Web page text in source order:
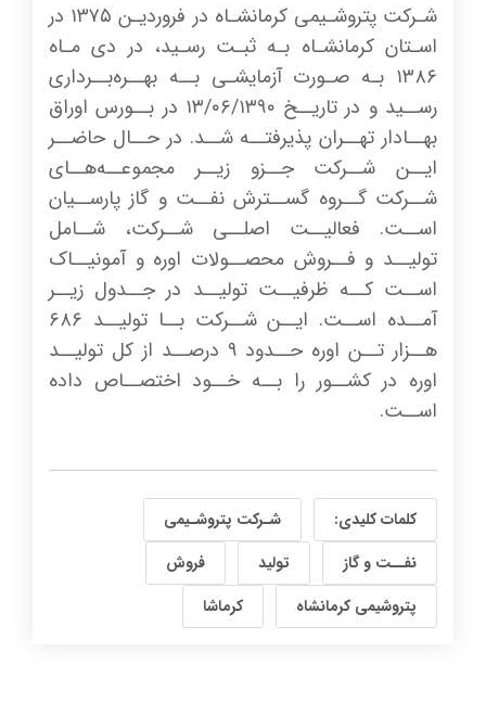
شـرکت پتروشـیمی کرمانشـاه در فروردیـن ۱۳۷۵ در
اسـتان کرمانشـاه بـه ثبـت رسـید، در دی مـاه
۱۳۸۶ بـه صـورت آزمایشـی بــه بهــره‌بــرداری
رســید و در تاریــخ ۱۳/۰۶/۱۳۹۰ در بــورس اوراق
بهــادار تهــران پذیرفتــه شــد. در حــال حاضــر
ایــن شــرکت جــزو زیــر مجموعــه‌هــای
شــرکت گــروه گســترش نفــت و گاز پارســیان
اســت. فعالیــت اصلــی شــرکت، شــامل
تولیــد و فــروش محصــولات اوره و آمونیــاک
اســت کــه ظرفیــت تولیــد در جــدول زیــر
آمــده اســت. ایــن شــرکت بــا تولیــد ۶۸۶
هــزار تــن اوره حــدود ۹ درصــد از کل تولیــد
اوره در کشــور را بــه خــود اختصــاص داده
اســت.
کلمات کلیدی:
شـرکت پتروشـیمی
نفــت و گاز
تولید
فروش
پتروشیمی کرمانشاه
کرماشا